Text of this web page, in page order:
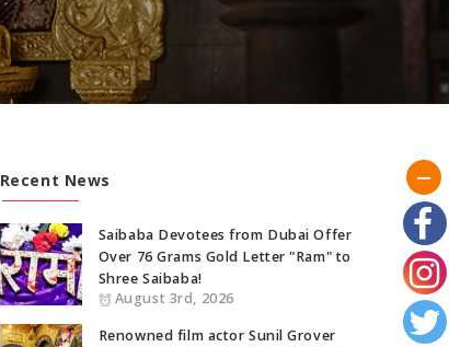
Recent News
Saibaba Devotees from Dubai Offer
Over 76 Grams Gold Letter "Ram" to
Shree Saibaba!
August 3rd, 2026
Renowned film actor Sunil Grover